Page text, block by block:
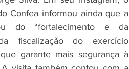
Confea informou ainda que a
do “fortalecimento e da
fiscalização do exercício
garante mais segurança à